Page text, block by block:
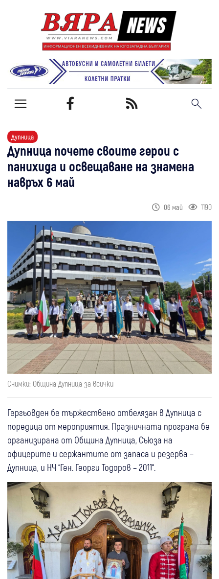
Дупница
Дупница почете своите герои с
панихида и освещаване на знамена
навръх 6 май
06 май 1190
Снимки: Община Дупница за всички
Гергьовден бе тържествено отбелязан в Дупница с
поредица от мероприятия. Празничната програма бе
организирана от Община Дупница, Съюза на
офицерите и сержантите от запаса и резерва –
Дупница, и НЧ “Ген. Георги Тодоров – 2011“.